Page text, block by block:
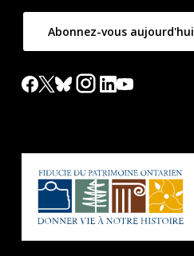
Abonnez-vous aujourd'hui